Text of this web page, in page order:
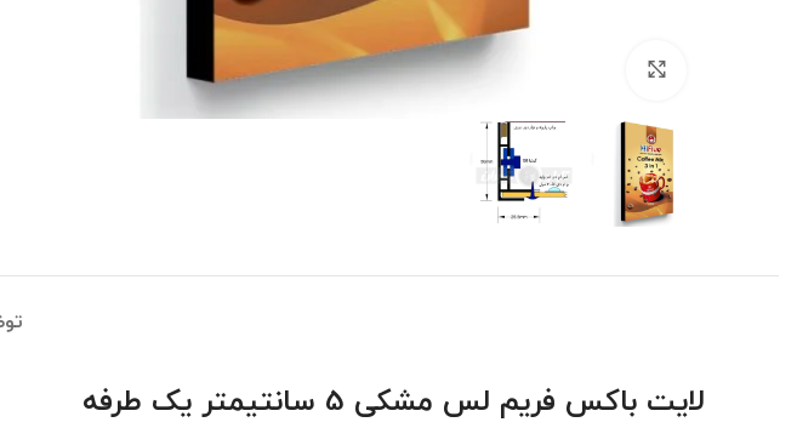
برای بزرگنمایی کلیک کنید
لایت باکس فریم لس مشکی 5 سانتیمتر یک طرفه